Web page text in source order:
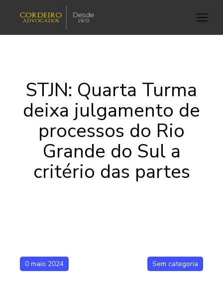
STJN: Quarta Turma
deixa julgamento de
processos do Rio
Grande do Sul a
critério das partes
0 maio 2024 Sem categoria